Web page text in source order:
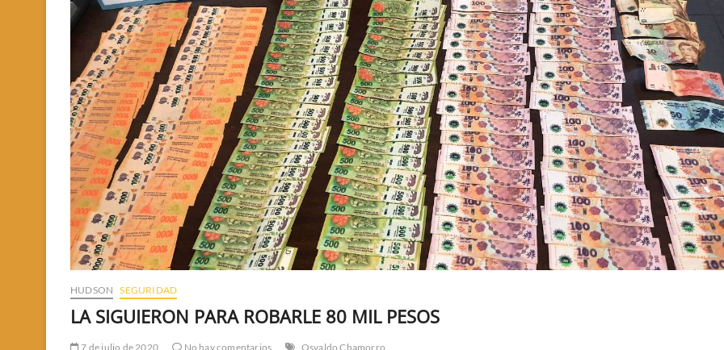
HUDSON SEGURIDAD
LA SIGUIERON PARA ROBARLE 80 MIL PESOS
7 de julio de 2020 No hay comentarios Osvaldo Chamorro